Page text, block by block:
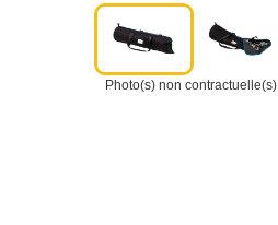
Photo(s) non contractuelle(s)